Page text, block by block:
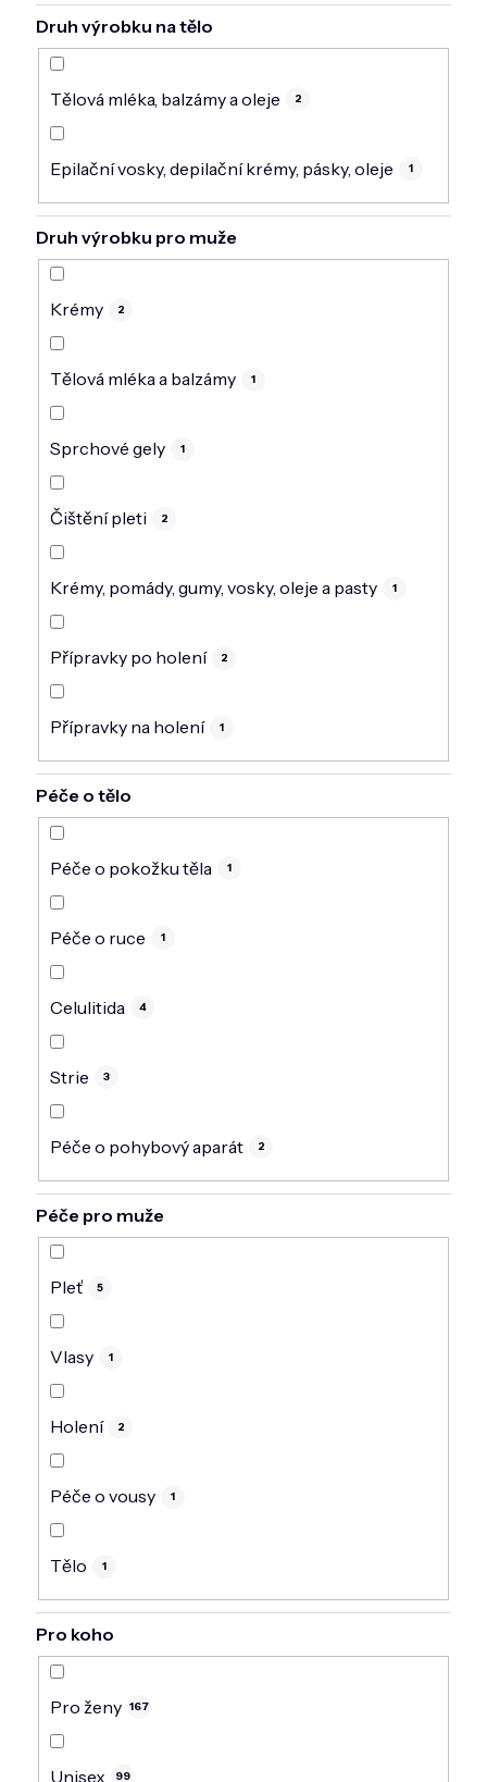
Druh výrobku na tělo
Tělová mléka, balzámy a oleje 2
Epilační vosky, depilační krémy, pásky, oleje 1
Druh výrobku pro muže
Krémy 2
Tělová mléka a balzámy 1
Sprchové gely 1
Čištění pleti 2
Krémy, pomády, gumy, vosky, oleje a pasty 1
Přípravky po holení 2
Přípravky na holení 1
Péče o tělo
Péče o pokožku těla 1
Péče o ruce 1
Celulitida 4
Strie 3
Péče o pohybový aparát 2
Péče pro muže
Pleť 5
Vlasy 1
Holení 2
Péče o vousy 1
Tělo 1
Pro koho
Pro ženy 167
Unisex 99